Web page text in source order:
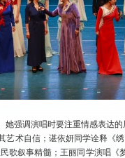
强调演唱时要注重情感表达
术自信；谌依妍同学诠释《
歌叙事精髓；王丽同学演唱